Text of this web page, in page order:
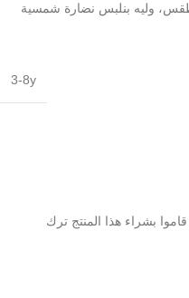
وليه بنلبس نضارة شمسية
3-8y
بشراء هذا المنتج ترك